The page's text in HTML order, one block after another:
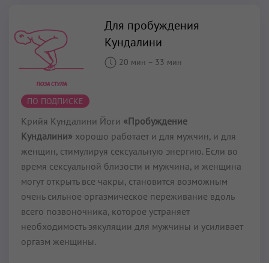
Для пробуждения
Кундалини
20 мин – 33 мин
ПО ПОДПИСКЕ
Крийя Кундалини Йоги «Пробуждение
Кундалини» хорошо работает и для мужчин, и для
женщин, стимулируя сексуальную энергию. Если во
время сексуальной близости и мужчина, и женщина
могут открыть все чакры, становится возможным
очень сильное оргазмическое переживание вдоль
всего позвоночника, которое устраняет
необходимость эякуляции для мужчины и усиливает
оргазм женщины.